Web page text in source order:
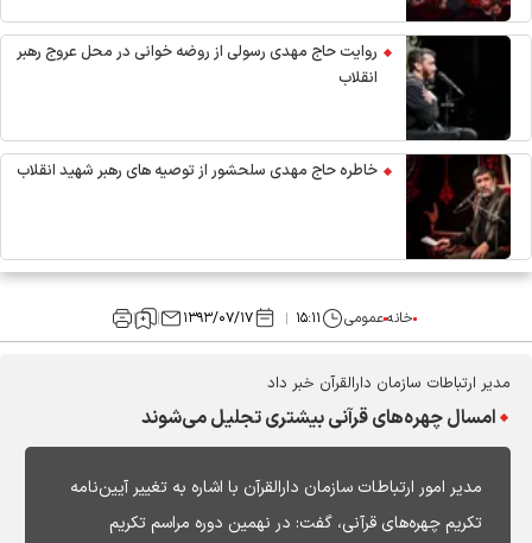
روایت حاج مهدی رسولی از روضه خوانی در محل عروج رهبر
انقلاب
خاطره حاج مهدی سلحشور از توصیه های رهبر شهید انقلاب
خانهعمومی ۱۵:۱۱ ۱۳۹۳/۰۷/۱۷
مدیر ارتباطات سازمان دارالقرآن خبر داد
امسال چهره‌های قرآنی بیشتری تجلیل می‌شوند
مدیر امور ارتباطات سازمان دارالقرآن با اشاره به تغییر آیین‌نامه
تکریم چهره‌های قرآنی، گفت: در نهمین دوره مراسم تکریم